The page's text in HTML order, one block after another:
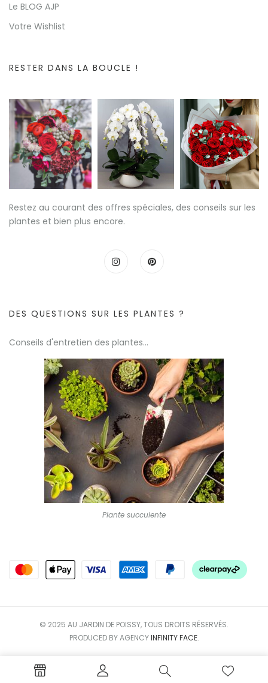
Le BLOG AJP
Votre Wishlist
RESTER DANS LA BOUCLE !
Restez au courant des offres spéciales, des conseils sur les
plantes et bien plus encore.
DES QUESTIONS SUR LES PLANTES ?
Conseils d'entretien des plantes...
Plante succulente
© 2025 AU JARDIN DE POISSY, TOUS DROITS RÉSERVÉS.
PRODUCED BY AGENCYINFINITY FACE.